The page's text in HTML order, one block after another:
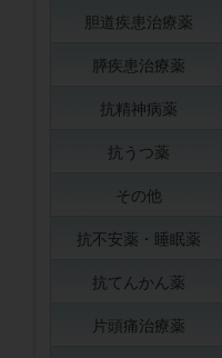
胆道疾患治療薬
膵疾患治療薬
抗精神病薬
抗うつ薬
その他
抗不安薬・睡眠薬
抗てんかん薬
片頭痛治療薬